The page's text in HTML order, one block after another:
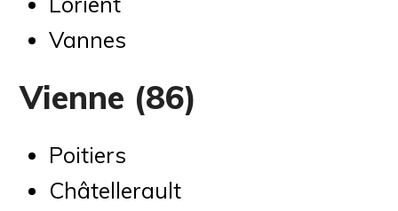
Vannes
Vienne (86)
Poitiers
Châtellerault